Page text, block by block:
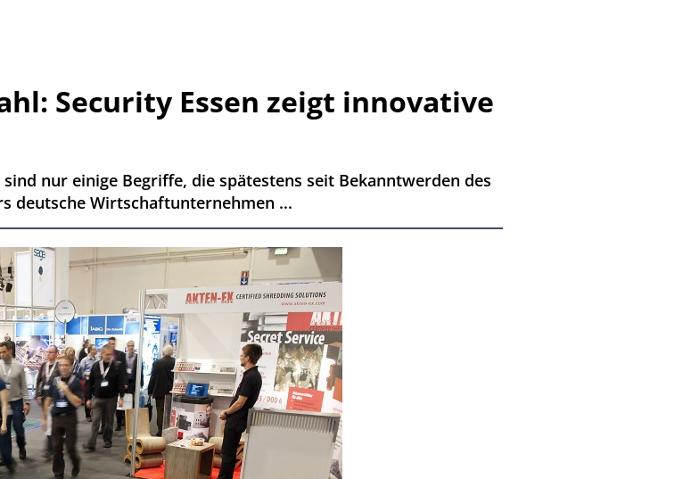
Security Essen zeigt innovative
nur einige Begriffe, die spätestens seit Bekanntwerden des
deutsche Wirtschaftunternehmen ...